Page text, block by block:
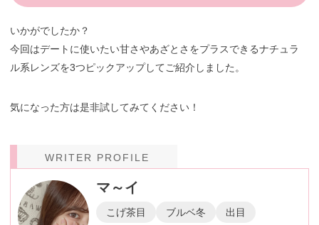
いかがでしたか？
今回はデートに使いたい甘さやあざとさをプラスできるナチュラ
ル系レンズを3つピックアップしてご紹介しました。
気になった方は是非試してみてください！
WRITER PROFILE
マ～イ
こげ茶目 ブルベ冬 出目